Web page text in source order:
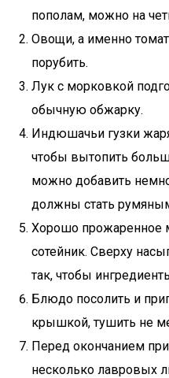
пополам, можно на
Овощи, а именно
порубить.
Лук с морковкой
обычную обжарку.
Индюшачьи гузки
чтобы вытопить
можно добавить
должны стать
Хорошо прожаренное
сотейник. Сверху
так, чтобы
Блюдо посолить и
крышкой, тушить не
Перед окончанием
несколько лавровых